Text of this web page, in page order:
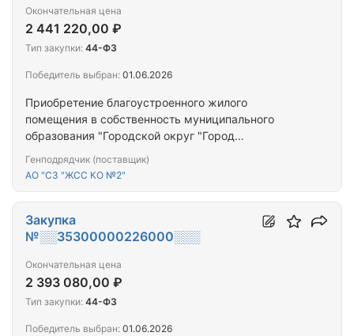
Приобретение благоустроенного жилого
помещения в собственность муниципального
образования "Городской округ "Город
переселяемым из аварийного жилищного фонда
Генподрядчик (поставщик)
АО "СЗ "ЖСС КО №2"
Окончательная цена
2 441 220,00 ₽
Тип закупки: 44-ФЗ
Победитель выбран: 01.06.2026
Закупка
№░░35300000226000░░░
Окончательная цена
2 393 080,00 ₽
Тип закупки: 44-ФЗ
Победитель выбран: 01.06.2026